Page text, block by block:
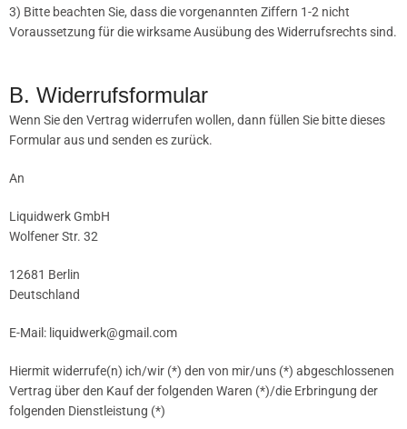
3) Bitte beachten Sie, dass die vorgenannten Ziffern 1-2 nicht
Voraussetzung für die wirksame Ausübung des Widerrufsrechts sind.
B. Widerrufsformular
Wenn Sie den Vertrag widerrufen wollen, dann füllen Sie bitte dieses
Formular aus und senden es zurück.
An
Liquidwerk GmbH
Wolfener Str. 32
12681 Berlin
Deutschland
E-Mail: liquidwerk@gmail.com
Hiermit widerrufe(n) ich/wir (*) den von mir/uns (*) abgeschlossenen
Vertrag über den Kauf der folgenden Waren (*)/die Erbringung der
folgenden Dienstleistung (*)